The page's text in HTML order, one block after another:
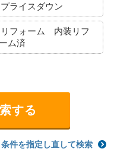
プライスダウン
リフォーム 内装リフ
ム済
条件を指定し直して検索